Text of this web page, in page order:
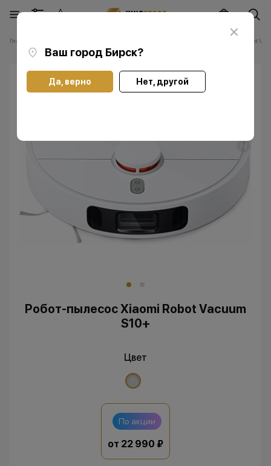
Ваш город Бирск?
Да, верно Нет, другой
Главная Робот-пылесос Xiaomi Robot
Робот-пылесос Xiaomi Robot Vacuum
S10+
Цвет
По акции
от 22 990 ₽